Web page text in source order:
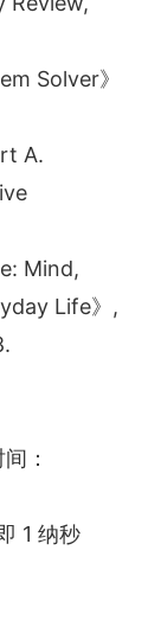
Solver》
A.
Mind,
Life》,
：
1 纳秒